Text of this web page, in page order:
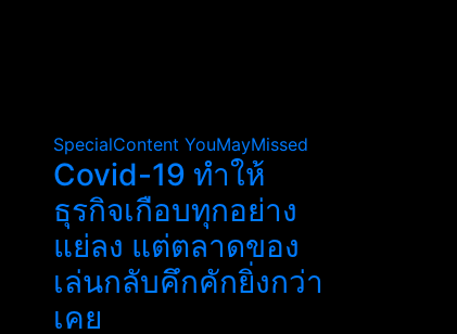
SpecialContent YouMayMissed
Covid-19 ทำให้
ธุรกิจเกือบทุกอย่าง
แย่ลง แต่ตลาดของ
เล่นกลับคึกคักยิ่งกว่า
เคย